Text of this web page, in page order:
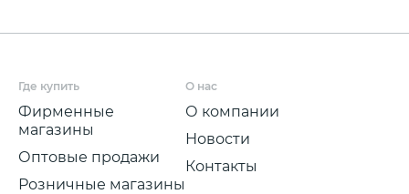
Где купить
Фирменные
магазины
Оптовые продажи
Розничные магазины
О нас
О компании
Новости
Контакты